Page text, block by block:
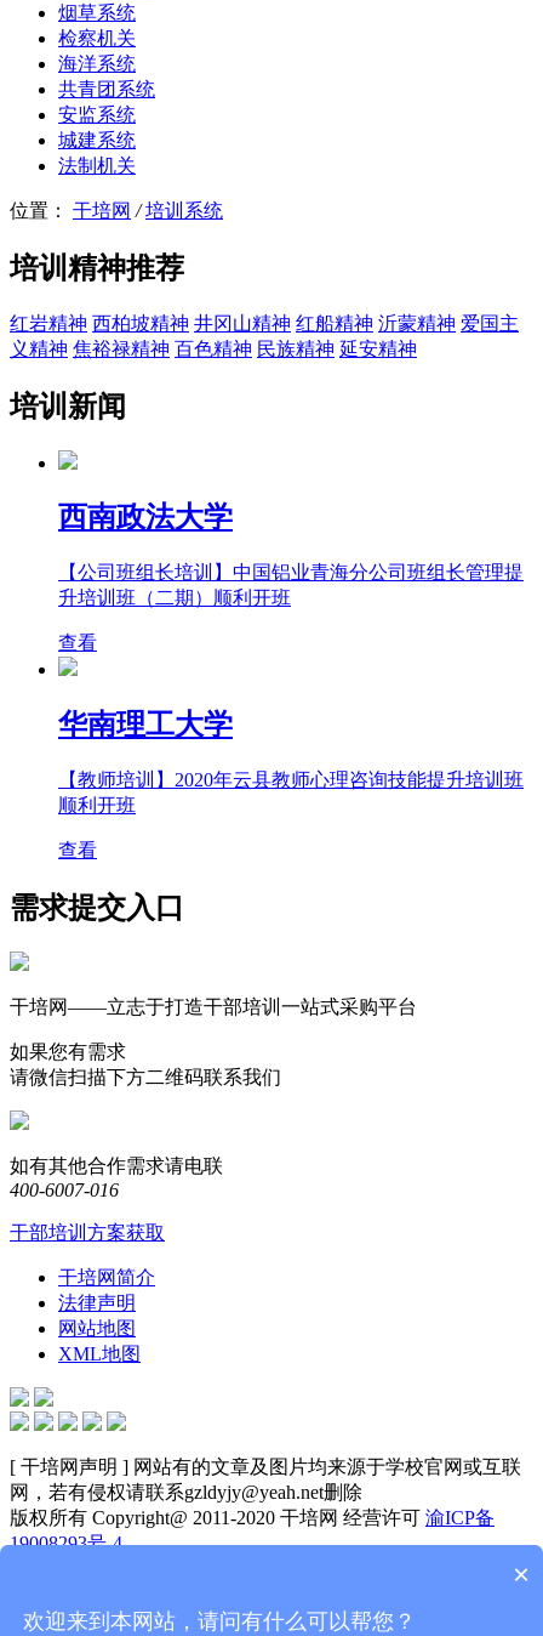
烟草系统
检察机关
海洋系统
共青团系统
安监系统
城建系统
法制机关
位置： 干培网 / 培训系统
培训精神推荐
红岩精神 西柏坡精神 井冈山精神 红船精神 沂蒙精神 爱国主
义精神 焦裕禄精神 百色精神 民族精神 延安精神
培训新闻
西南政法大学
【公司班组长培训】中国铝业青海分公司班组长管理提
升培训班（二期）顺利开班
查看
华南理工大学
【教师培训】2020年云县教师心理咨询技能提升培训班
顺利开班
查看
需求提交入口
干培网——立志于打造干部培训一站式采购平台
如果您有需求
请微信扫描下方二维码联系我们
如有其他合作需求请电联
400-6007-016
干部培训方案获取
干培网简介
法律声明
网站地图
XML地图
[ 干培网声明 ] 网站有的文章及图片均来源于学校官网或互联
网，若有侵权请联系gzldyjy@yeah.net删除
版权所有 Copyright@ 2011-2020 干培网 经营许可 渝ICP备
19008293号-4
电话
×
欢迎来到本网站，请问有什么可以帮您？